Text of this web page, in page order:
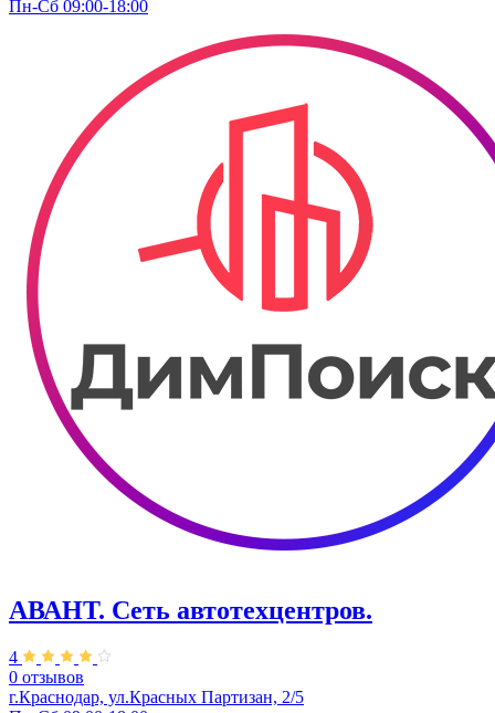
Пн-Сб 09:00-18:00
АВАНТ. ​Сеть автотехцентров.
4
0 отзывов
г.Краснодар, ул.Красных Партизан, 2/5